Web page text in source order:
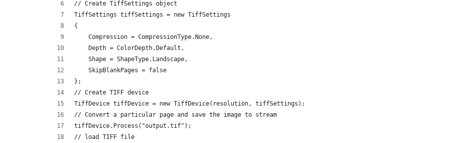
// Create TiffSettings object
TiffSettings tiffSettings = new TiffSettings
{
    Compression = CompressionType.None,
    Depth = ColorDepth.Default,
    Shape = ShapeType.Landscape,
    SkipBlankPages = false
};
// Create TIFF device
TiffDevice tiffDevice = new TiffDevice(resolution, tiffSettings);
// Convert a particular page and save the image to stream
tiffDevice.Process("output.tif");
// load TIFF file